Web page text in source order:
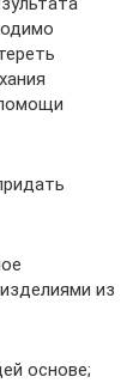
из
основе;